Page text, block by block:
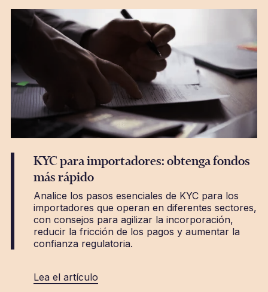
KYC para importadores: obtenga fondos
más rápido
Analice los pasos esenciales de KYC para los
importadores que operan en diferentes sectores,
con consejos para agilizar la incorporación,
reducir la fricción de los pagos y aumentar la
confianza regulatoria.
Lea el artículo